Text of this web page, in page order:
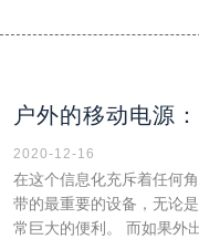
户外的移动电源
2020-12-16
在这个信息化充斥着任何
带的最重要的设备，无论
常巨大的便利。 而如果外